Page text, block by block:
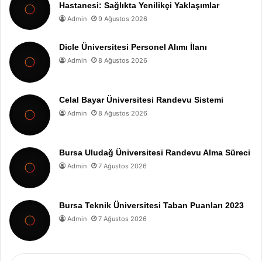
Hastanesi: Sağlıkta Yenilikçi Yaklaşımlar
Admin 9 Ağustos 2026
Dicle Üniversitesi Personel Alımı İlanı
Admin 8 Ağustos 2026
Celal Bayar Üniversitesi Randevu Sistemi
Admin 8 Ağustos 2026
Bursa Uludağ Üniversitesi Randevu Alma Süreci
Admin 7 Ağustos 2026
Bursa Teknik Üniversitesi Taban Puanları 2023
Admin 7 Ağustos 2026